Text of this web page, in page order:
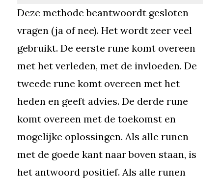
Deze methode beantwoordt gesloten
vragen (ja of nee). Het wordt zeer veel
gebruikt. De eerste rune komt overeen
met het verleden, met de invloeden. De
tweede rune komt overeen met het
heden en geeft advies. De derde rune
komt overeen met de toekomst en
mogelijke oplossingen. Als alle runen
met de goede kant naar boven staan, is
het antwoord positief. Als alle runen